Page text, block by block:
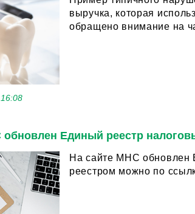
выручка, которая использовалась на
обращено внимание на
Единый реестр
На сайте МНС обновлен
реестром можно по